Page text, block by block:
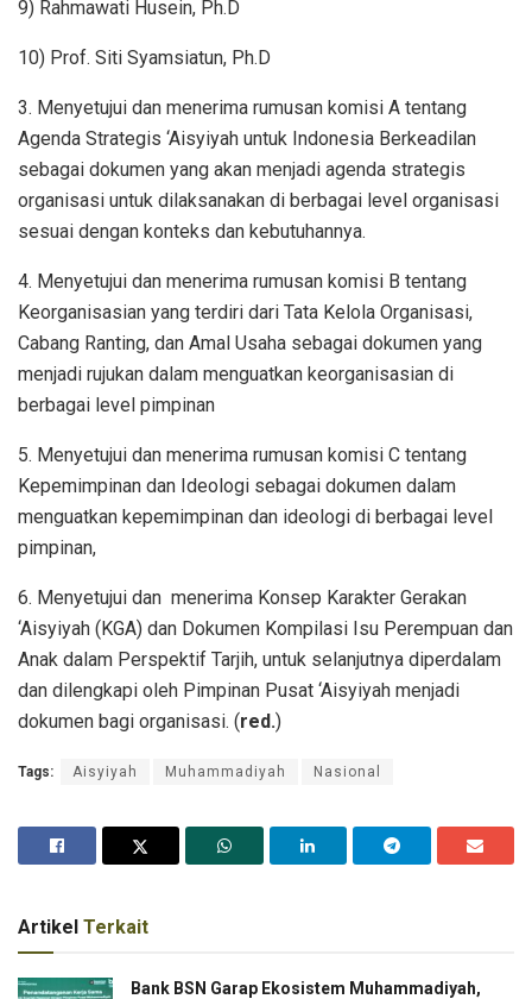
9) Rahmawati Husein, Ph.D
10) Prof. Siti Syamsiatun, Ph.D
3. Menyetujui dan menerima rumusan komisi A tentang
Agenda Strategis ‘Aisyiyah untuk Indonesia Berkeadilan
sebagai dokumen yang akan menjadi agenda strategis
organisasi untuk dilaksanakan di berbagai level organisasi
sesuai dengan konteks dan kebutuhannya.
4. Menyetujui dan menerima rumusan komisi B tentang
Keorganisasian yang terdiri dari Tata Kelola Organisasi,
Cabang Ranting, dan Amal Usaha sebagai dokumen yang
menjadi rujukan dalam menguatkan keorganisasian di
berbagai level pimpinan
5. Menyetujui dan menerima rumusan komisi C tentang
Kepemimpinan dan Ideologi sebagai dokumen dalam
menguatkan kepemimpinan dan ideologi di berbagai level
pimpinan,
6. Menyetujui dan menerima Konsep Karakter Gerakan
‘Aisyiyah (KGA) dan Dokumen Kompilasi Isu Perempuan dan
Anak dalam Perspektif Tarjih, untuk selanjutnya diperdalam
dan dilengkapi oleh Pimpinan Pusat ‘Aisyiyah menjadi
dokumen bagi organisasi. (red.)
Tags: Aisyiyah Muhammadiyah Nasional
Artikel Terkait
Bank BSN Garap Ekosistem Muhammadiyah,